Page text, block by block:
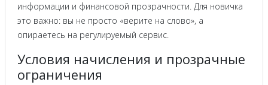
информации и финансовой прозрачности. Для новичка
это важно: вы не просто «верите на слово», а
опираетесь на регулируемый сервис.
Условия начисления и прозрачные
ограничения